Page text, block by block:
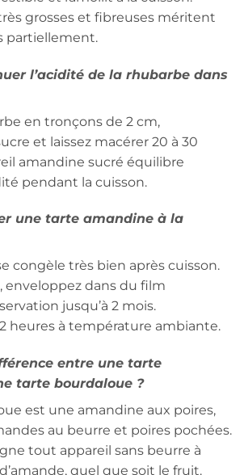
grosses et fibreuses méritent
partiellement.
l’acidité de la rhubarbe dans
en tronçons de 2 cm,
et laissez macérer 20 à 30
amandine sucré équilibre
pendant la cuisson.
une tarte amandine à la
congèle très bien après cuisson.
enveloppez dans du film
jusqu’à 2 mois.
heures à température ambiante.
entre une tarte
tarte bourdaloue ?
est une amandine aux poires,
au beurre et poires pochées.
tout appareil sans beurre à
quel que soit le fruit.